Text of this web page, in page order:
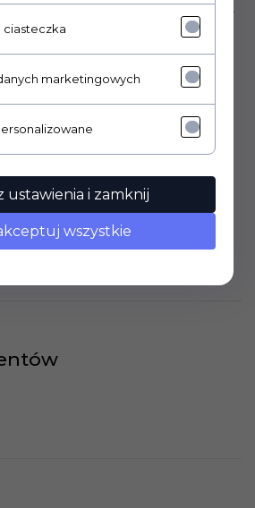
z filtrem stosowana jest w kotłach,
wysokociśnieniowych -
h - 5,84 kg/h
ciasteczka
marketingowych
ustawienia i zamknij
wszystkie